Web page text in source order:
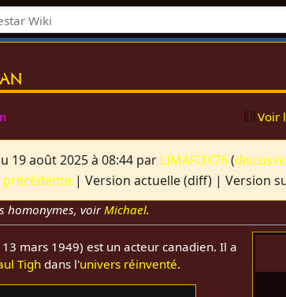
Voir
19 août 2025 à 08:44 par LIMAFOX76(
| Version actuelle (diff) | Version
homonymes, voir Michael.
mars 1949) est un acteur canadien. Il a
Tighdans l'univers réinventé.